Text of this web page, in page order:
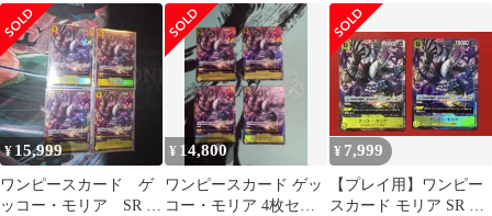
ラレル OP14-104
15枚セット
4枚
¥ 15,999
ワンピースカード ゲ
ッコー・モリア SR パ
¥ 14,800
ワンピースカード ゲッ
コー・モリア 4枚セッ
¥ 7,999
【プレイ用】ワンピー
スカード モリア SR パ